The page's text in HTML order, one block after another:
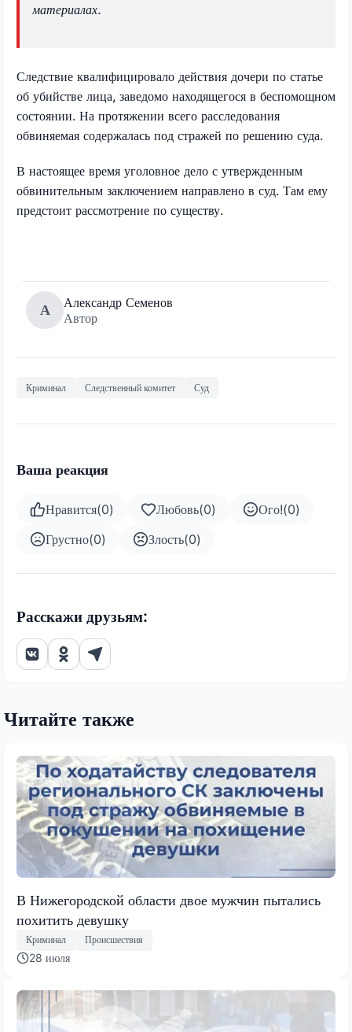
материалах.
Следствие квалифицировало действия дочери по статье
об убийстве лица, заведомо находящегося в беспомощном
состоянии. На протяжении всего расследования
обвиняемая содержалась под стражей по решению суда.
В настоящее время уголовное дело с утвержденным
обвинительным заключением направлено в суд. Там ему
предстоит рассмотрение по существу.
А
Александр Семенов
Автор
Криминал Следственный комитет Суд
Ваша реакция
Нравится(0) Любовь(0) Ого!(0)
Грустно(0) Злость(0)
Расскажи друзьям:
Читайте также
В Нижегородской области двое мужчин пытались
похитить девушку
Криминал Происшествия
28 июля